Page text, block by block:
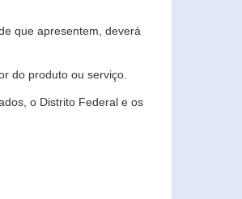
que apresentem, deverá
do produto ou serviço.
o Distrito Federal e os